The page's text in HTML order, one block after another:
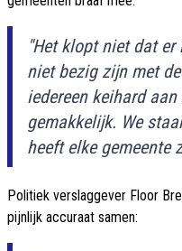
"Het klopt niet dat er
niet bezig zijn met
iedereen keihard
gemakkelijk. We
heeft elke gemeente
Politiek verslaggever Floor
pijnlijk accuraat samen: